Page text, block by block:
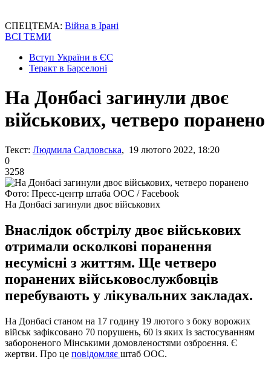
СПЕЦТЕМА: Війна в Ірані
ВСІ ТЕМИ
Вступ України в ЄС
Теракт в Барселоні
На Донбасі загинули двоє
військових, четверо поранено
Текст: Людмила Садловська, 19 лютого 2022, 18:20
0
3258
Фото: Пресс-центр штаба ООС / Facebook
На Донбасі загинули двоє військових
Внаслідок обстрілу двоє військових
отримали осколкові поранення
несумісні з життям. Ще четверо
поранених військовослужбовців
перебувають у лікувальних закладах.
На Донбасі станом на 17 годину 19 лютого з боку ворожих
військ зафіксовано 70 порушень, 60 із яких із застосуванням
забороненого Мінськими домовленостями озброєння. Є
жертви. Про це повідомляє штаб ООС.